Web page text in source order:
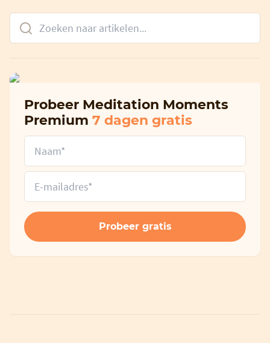
Probeer Meditation Moments
Premium 7 dagen gratis